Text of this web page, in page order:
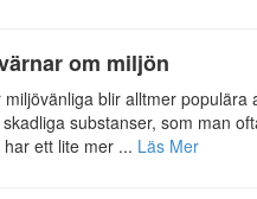
om miljön
blir alltmer
substanser, som man
ett lite mer ... Läs Mer